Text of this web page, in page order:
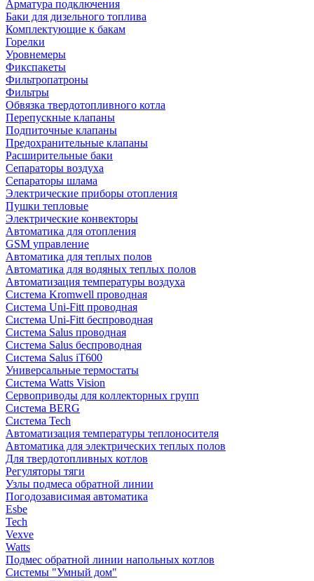
Арматура подключения
Баки для дизельного топлива
Комплектующие к бакам
Горелки
Уровнемеры
Фикспакеты
Фильтропатроны
Фильтры
Обвязка твердотопливного котла
Перепускные клапаны
Подпиточные клапаны
Предохранительные клапаны
Расширительные баки
Сепараторы воздуха
Сепараторы шлама
Электрические приборы отопления
Пушки тепловые
Электрические конвекторы
Автоматика для отопления
GSM управление
Автоматика для теплых полов
Автоматика для водяных теплых полов
Автоматизация температуры воздуха
Система Kromwell проводная
Система Uni-Fitt проводная
Система Uni-Fitt беспроводная
Система Salus проводная
Система Salus беспроводная
Система Salus iT600
Универсальные термостаты
Система Watts Vision
Сервоприводы для коллекторных групп
Система BERG
Система Tech
Автоматизация температуры теплоносителя
Автоматика для электрических теплых полов
Для твердотопливных котлов
Регуляторы тяги
Узлы подмеса обратной линии
Погодозависимая автоматика
Esbe
Tech
Vexve
Watts
Подмес обратной линии напольных котлов
Системы "Умный дом"